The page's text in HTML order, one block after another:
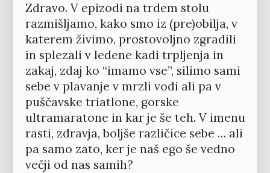
Zdravo. V epizodi na trdem stolu
razmišljamo, kako smo iz (pre)obilja, v
katerem živimo, prostovoljno zgradili
in splezali v ledene kadi trpljenja in
zakaj, zdaj ko “imamo vse”, silimo sami
sebe v plavanje v mrzli vodi ali pa v
puščavske triatlone, gorske
ultramaratone in kar je še teh. V imenu
rasti, zdravja, boljše različice sebe … ali
pa samo zato, ker je naš ego še vedno
večji od nas samih?